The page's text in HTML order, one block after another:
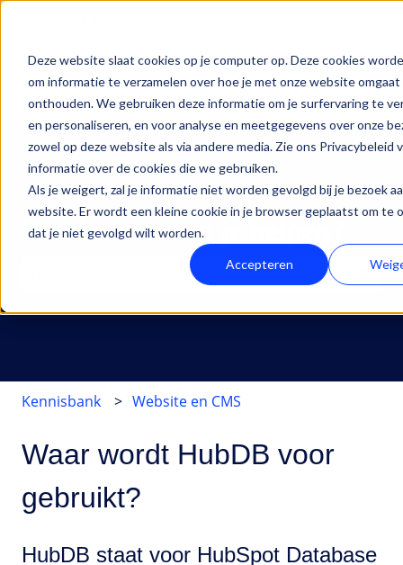
Deze website slaat cookies op je computer op. Deze cookies
om informatie te verzamelen over hoe je met onze website omgaat
onthouden. We gebruiken deze informatie om je surfervaring te
en personaliseren, en voor analyse en meetgegevens over onze
zowel op deze website als via andere media. Zie ons Privacybeleid
informatie over de cookies die we gebruiken.
Als je weigert, zal je informatie niet worden gevolgd bij je bezoek
website. Er wordt een kleine cookie in je browser geplaatst om te
dat je niet gevolgd wilt worden.
Accepteren
Oplossingen
Submenu tonen voor Oplossingen
Diensten
Submenu tonen voor
HubSpot
Hoe kunnen we je helpen?
Kennisbank Website en CMS
Waar wordt HubDB voor
gebruikt?
HubDB staat voor HubSpot Database